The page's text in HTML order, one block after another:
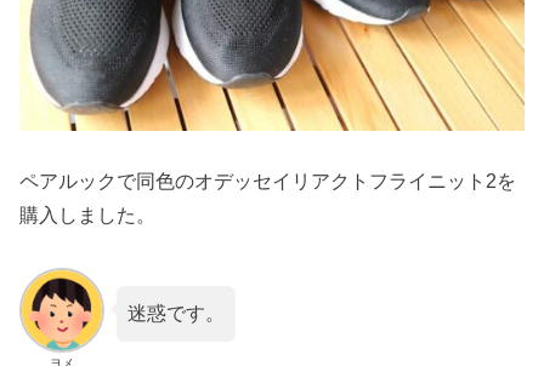
ペアルックで同色のオデッセイリアクトフライニット2を
購入しました。
ヨメ
迷惑です。